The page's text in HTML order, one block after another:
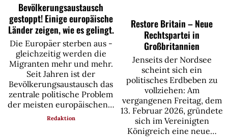
Bevölkerungsaustausch
gestoppt! Einige europäische
Länder zeigen, wie es gelingt.
Die Europäer sterben aus -
gleichzeitig werden die
Migranten mehr und mehr.
Seit Jahren ist der
Bevölkerungsaustausch das
zentrale politische Problem
der meisten europäischen…
Redaktion
Restore Britain – Neue
Rechtspartei in
Großbritannien
Jenseits der Nordsee
scheint sich ein
politisches Erdbeben zu
vollziehen: Am
vergangenen Freitag, dem
13. Februar 2026, gründete
sich im Vereinigten
Königreich eine neue…